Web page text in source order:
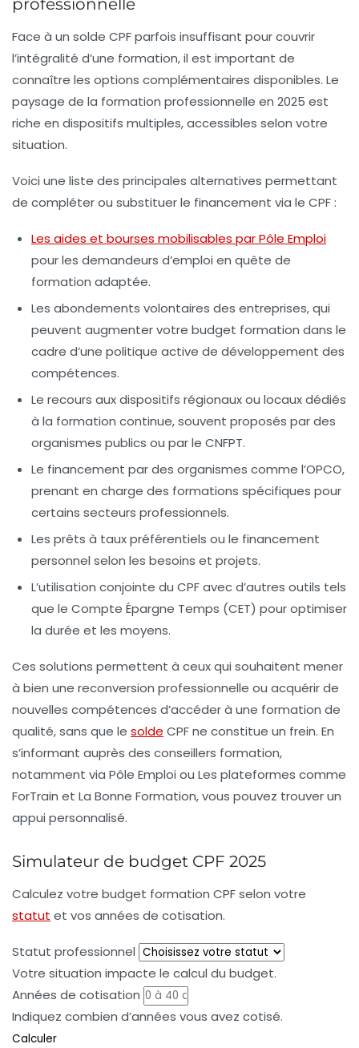
professionnelle
Face à un solde CPF parfois insuffisant pour couvrir
l’intégralité d’une formation, il est important de
connaître les options complémentaires disponibles. Le
paysage de la formation professionnelle en 2025 est
riche en dispositifs multiples, accessibles selon votre
situation.
Voici une liste des principales alternatives permettant
de compléter ou substituer le financement via le CPF :
Les aides et bourses mobilisables par Pôle Emploi
pour les demandeurs d’emploi en quête de
formation adaptée.
Les abondements volontaires des entreprises, qui
peuvent augmenter votre budget formation dans le
cadre d’une politique active de développement des
compétences.
Le recours aux dispositifs régionaux ou locaux dédiés
à la formation continue, souvent proposés par des
organismes publics ou par le CNFPT.
Le financement par des organismes comme l’OPCO,
prenant en charge des formations spécifiques pour
certains secteurs professionnels.
Les prêts à taux préférentiels ou le financement
personnel selon les besoins et projets.
L’utilisation conjointe du CPF avec d’autres outils tels
que le Compte Épargne Temps (CET) pour optimiser
la durée et les moyens.
Ces solutions permettent à ceux qui souhaitent mener
à bien une reconversion professionnelle ou acquérir de
nouvelles compétences d’accéder à une formation de
qualité, sans que le solde CPF ne constitue un frein. En
s’informant auprès des conseillers formation,
notamment via Pôle Emploi ou Les plateformes comme
ForTrain et La Bonne Formation, vous pouvez trouver un
appui personnalisé.
Simulateur de budget CPF 2025
Calculez votre budget formation CPF selon votre
statut et vos années de cotisation.
Statut professionnel
Votre situation impacte le calcul du budget.
Années de cotisation
Indiquez combien d’années vous avez cotisé.
Calculer